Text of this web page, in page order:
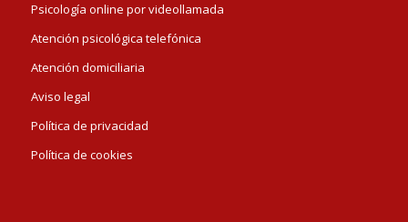
Psicología online por videollamada
Atención psicológica telefónica
Atención domiciliaria
Aviso legal
Política de privacidad
Política de cookies